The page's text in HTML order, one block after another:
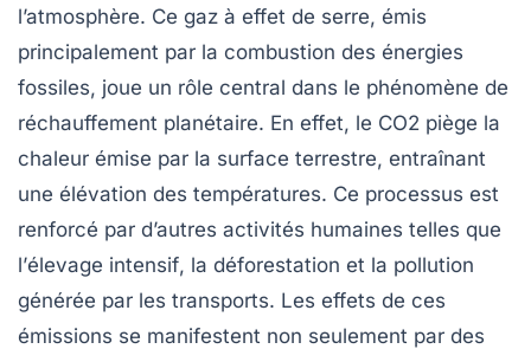
l’atmosphère. Ce gaz à effet de serre, émis
principalement par la combustion des énergies
fossiles, joue un rôle central dans le phénomène de
réchauffement planétaire. En effet, le CO2 piège la
chaleur émise par la surface terrestre, entraînant
une élévation des températures. Ce processus est
renforcé par d’autres activités humaines telles que
l’élevage intensif, la déforestation et la pollution
générée par les transports. Les effets de ces
émissions se manifestent non seulement par des